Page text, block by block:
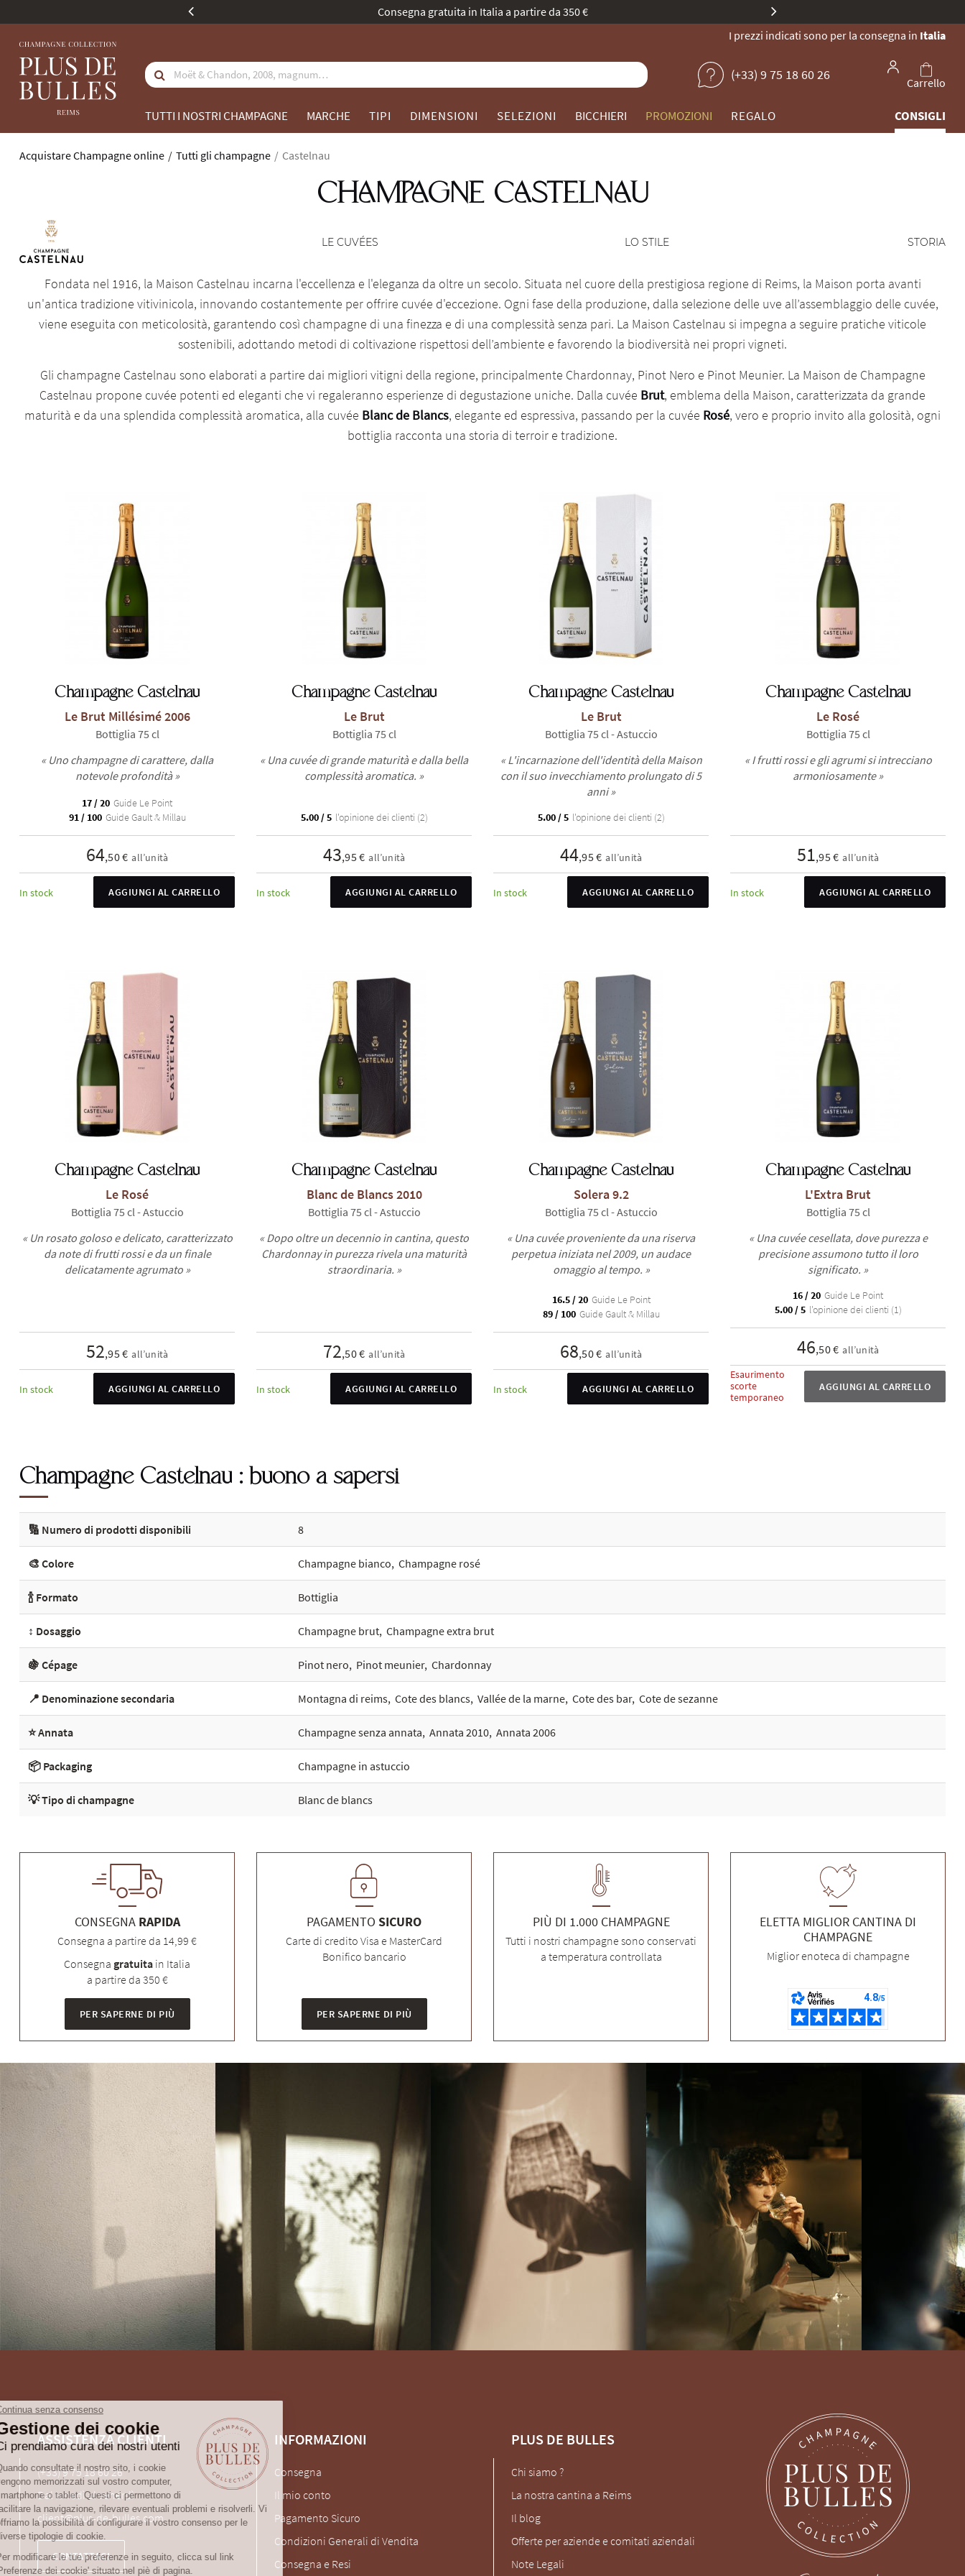
La nostra identità evolve: stessa passione, nuovo volto. Scoprite la nostra collezione di champagne unici.
I prezzi indicati sono per la consegna in Italia
(+33) 9 75 18 60 26
Carrello
TUTTI I NOSTRI CHAMPAGNE MARCHE TIPI DIMENSIONI SELEZIONI BICCHIERI PROMOZIONI REGALO CONSIGLI
Acquistare Champagne online Tutti gli champagne Castelnau
CHAMPAGNE CASTELNAU
LE CUVÉES LO STILE STORIA
Fondata nel 1916, la Maison Castelnau incarna l'eccellenza e l'eleganza da oltre un secolo. Situata nel cuore della prestigiosa regione di Reims, la Maison porta avanti
un'antica tradizione vitivinicola, innovando costantemente per offrire cuvée d'eccezione. Ogni fase della produzione, dalla selezione delle uve all’assemblaggio delle cuvée,
viene eseguita con meticolosità, garantendo così champagne di una finezza e di una complessità senza pari. La Maison Castelnau si impegna a seguire pratiche viticole
sostenibili, adottando metodi di coltivazione rispettosi dell’ambiente e favorendo la biodiversità nei propri vigneti.
Gli champagne Castelnau sono elaborati a partire dai migliori vitigni della regione, principalmente Chardonnay, Pinot Nero e Pinot Meunier. La Maison de Champagne
Castelnau propone cuvée potenti ed eleganti che vi regaleranno esperienze di degustazione uniche. Dalla cuvée Brut, emblema della Maison, caratterizzata da grande
maturità e da una splendida complessità aromatica, alla cuvée Blanc de Blancs, elegante ed espressiva, passando per la cuvée Rosé, vero e proprio invito alla golosità, ogni
bottiglia racconta una storia di terroir e tradizione.
Champagne Castelnau
Le Brut Millésimé 2006
Bottiglia 75 cl
« Uno champagne di carattere, dalla
notevole profondità »
17 / 20 Guide Le Point
91 / 100 Guide Gault & Millau
64,50 € all’unità
In stock AGGIUNGI AL CARRELLO
Champagne Castelnau
Le Brut
Bottiglia 75 cl
« Una cuvée di grande maturità e dalla bella
complessità aromatica. »
5.00 / 5 l'opinione dei clienti (2)
43,95 € all’unità
In stock AGGIUNGI AL CARRELLO
Champagne Castelnau
Le Brut
Bottiglia 75 cl - Astuccio
« L'incarnazione dell'identità della Maison
con il suo invecchiamento prolungato di 5
anni »
5.00 / 5 l'opinione dei clienti (2)
44,95 € all’unità
In stock AGGIUNGI AL CARRELLO
Champagne Castelnau
Le Rosé
Bottiglia 75 cl
« I frutti rossi e gli agrumi si intrecciano
armoniosamente »
51,95 € all’unità
In stock AGGIUNGI AL CARRELLO
Champagne Castelnau
Le Rosé
Bottiglia 75 cl - Astuccio
« Un rosato goloso e delicato, caratterizzato
da note di frutti rossi e da un finale
delicatamente agrumato »
52,95 € all’unità
In stock AGGIUNGI AL CARRELLO
Champagne Castelnau
Blanc de Blancs 2010
Bottiglia 75 cl - Astuccio
« Dopo oltre un decennio in cantina, questo
Chardonnay in purezza rivela una maturità
straordinaria. »
72,50 € all’unità
In stock AGGIUNGI AL CARRELLO
Champagne Castelnau
Solera 9.2
Bottiglia 75 cl - Astuccio
« Una cuvée proveniente da una riserva
perpetua iniziata nel 2009, un audace
omaggio al tempo. »
16.5 / 20 Guide Le Point
89 / 100 Guide Gault & Millau
68,50 € all’unità
In stock AGGIUNGI AL CARRELLO
Champagne Castelnau
L'Extra Brut
Bottiglia 75 cl
« Una cuvée cesellata, dove purezza e
precisione assumono tutto il loro
significato. »
16 / 20 Guide Le Point
5.00 / 5 l'opinione dei clienti (1)
46,50 € all’unità
Esaurimento
scorte
temporaneo
AGGIUNGI AL CARRELLO
Champagne Castelnau : buono a sapersi
🔢 Numero di prodotti disponibili 8
🎨 Colore Champagne bianco, Champagne rosé
🍾 Formato Bottiglia
↕️ Dosaggio Champagne brut, Champagne extra brut
🍇 Cépage Pinot nero, Pinot meunier, Chardonnay
📍 Denominazione secondaria Montagna di reims, Cote des blancs, Vallée de la marne, Cote des bar, Cote de sezanne
⭐ Annata Champagne senza annata, Annata 2010, Annata 2006
📦 Packaging Champagne in astuccio
💡 Tipo di champagne Blanc de blancs
CONSEGNA RAPIDA
Consegna a partire da 14,99 €
Consegna gratuita in Italia
a partire da 350 €
PER SAPERNE DI PIÙ
PAGAMENTO SICURO
Carte di credito Visa e MasterCard
Bonifico bancario
PER SAPERNE DI PIÙ
PIÙ DI 1.000 CHAMPAGNE
Tutti i nostri champagne sono conservati
a temperatura controllata
ELETTA MIGLIOR CANTINA DI
CHAMPAGNE
Miglior enoteca di champagne
ASSISTENZA CLIENTI
(+33) 9 75 18 60 26
Dal lunedì al venerdì
client@plus-de-bulles.com
CONTATTACI
INFORMAZIONI
Consegna
Il mio conto
Pagamento Sicuro
Condizioni Generali di Vendita
Consegna e Resi
PLUS DE BULLES
Chi siamo ?
La nostra cantina a Reims
Il blog
Offerte per aziende e comitati aziendali
Note Legali
Continua senza consenso
Gestione dei cookie
Ci prendiamo cura dei nostri utenti
Quando consultate il nostro sito, i cookie
vengono memorizzati sul vostro computer,
smartphone o tablet. Questi ci permettono di
facilitare la navigazione, rilevare eventuali problemi e risolverli. Vi
offriamo la possibilità di configurare il vostro consenso per le
diverse tipologie di cookie.
Per modificare le tue preferenze in seguito, clicca sul link
'Preferenze dei cookie' situato nel piè di pagina.
Vi aiuto a trovare lo champagne ideale
Benvenuti in Champagne. 🥂
Sono il vostro Sommelier Plus-de-Bulles. Dalle
Grandi Case ai rari Vignerons, ho selezionato il
meglio per voi, spedito direttamente da Reims.
Cercate un messaggio regalo personalizzato
per un dono speciale o un Dosaggio Zero per il
vostro aperitivo?
Blanc de blancs Meno di 50€